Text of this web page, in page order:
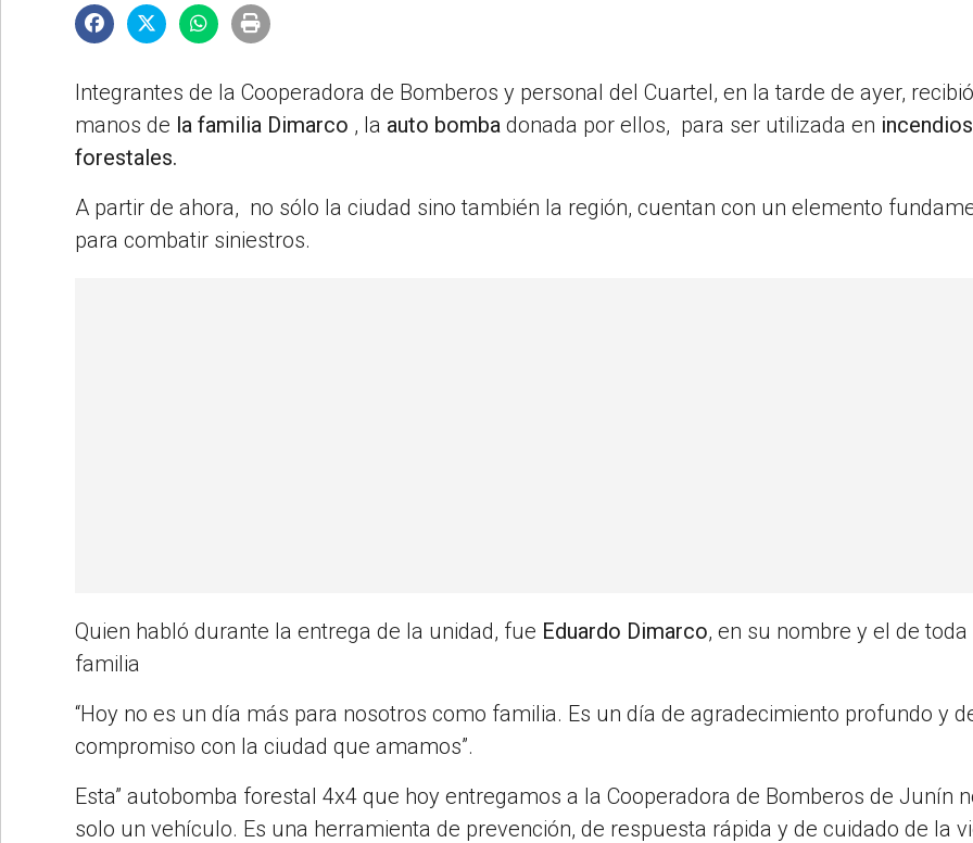
Integrantes de la Cooperadora de Bomberos y personal del Cuartel, en la tarde de ayer,
manos de la familia Dimarco , la auto bomba donada por ellos, para ser utilizada en incendios
forestales.
A partir de ahora, no sólo la ciudad sino también la región, cuentan con un elemento
para combatir siniestros.
Quien habló durante la entrega de la unidad, fue Eduardo Dimarco, en su nombre y el de
familia
“Hoy no es un día más para nosotros como familia. Es un día de agradecimiento profundo y
compromiso con la ciudad que amamos”.
Esta” autobomba forestal 4x4 que hoy entregamos a la Cooperadora de Bomberos de Junín
solo un vehículo. Es una herramienta de prevención, de respuesta rápida y de cuidado de la